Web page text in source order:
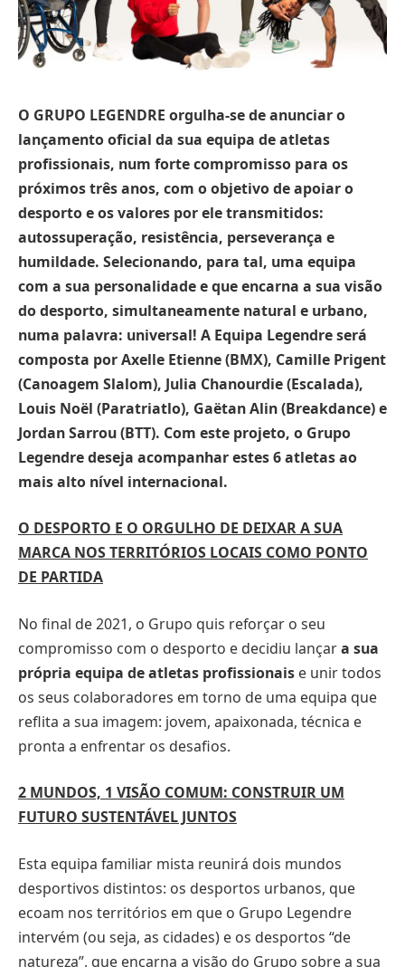
O GRUPO LEGENDRE orgulha-se de anunciar o
lançamento oficial da sua equipa de atletas
profissionais, num forte compromisso para os
próximos três anos, com o objetivo de apoiar o
desporto e os valores por ele transmitidos:
autossuperação, resistência, perseverança e
humildade. Selecionando, para tal, uma equipa
com a sua personalidade e que encarna a sua visão
do desporto, simultaneamente natural e urbano,
numa palavra: universal! A Equipa Legendre será
composta por Axelle Etienne (BMX), Camille Prigent
(Canoagem Slalom), Julia Chanourdie (Escalada),
Louis Noël (Paratriatlo), Gaëtan Alin (Breakdance) e
Jordan Sarrou (BTT). Com este projeto, o Grupo
Legendre deseja acompanhar estes 6 atletas ao
mais alto nível internacional.
O DESPORTO E O ORGULHO DE DEIXAR A SUA
MARCA NOS TERRITÓRIOS LOCAIS COMO PONTO
DE PARTIDA
No final de 2021, o Grupo quis reforçar o seu
compromisso com o desporto e decidiu lançara sua
própria equipa de atletas profissionais e unir todos
os seus colaboradores em torno de uma equipa que
reflita a sua imagem: jovem, apaixonada, técnica e
pronta a enfrentar os desafios.
2 MUNDOS, 1 VISÃO COMUM: CONSTRUIR UM
FUTURO SUSTENTÁVEL JUNTOS
Esta equipa familiar mista reunirá dois mundos
desportivos distintos: os desportos urbanos, que
ecoam nos territórios em que o Grupo Legendre
intervém (ou seja, as cidades) e os desportos “de
natureza”, que encarna a visão do Grupo sobre a sua